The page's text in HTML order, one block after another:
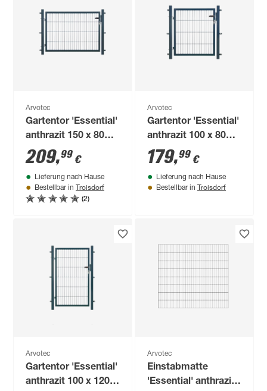
Arvotec
Gartentor 'Essential'
anthrazit 150 x 80
cm, mit
Zaunanschluss
209,99 €
Lieferung nach Hause
Bestellbar in Troisdorf
(2)
Arvotec
Gartentor 'Essential'
anthrazit 100 x 80
cm, mit
Zaunanschluss
179,99 €
Lieferung nach Hause
Bestellbar in Troisdorf
Arvotec
Gartentor 'Essential'
anthrazit 100 x 120
Arvotec
Einstabmatte
'Essential' anthrazit